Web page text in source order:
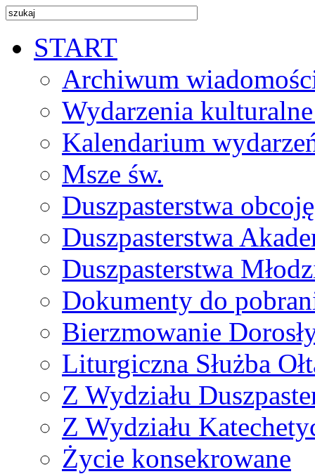
START
Archiwum
Wydarzenia
Kalendarium
Msze św.
Duszpasterstwa
Duszpasterstwa
Duszpasterstwa
Dokumenty do
Bierzmowanie
Liturgiczna Służba
Z Wydziału
Z Wydziału
Życie konsekrowane